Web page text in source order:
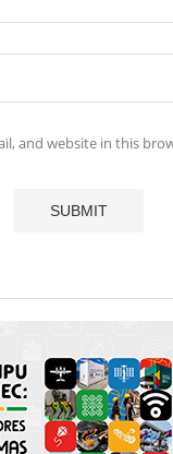
and website in this